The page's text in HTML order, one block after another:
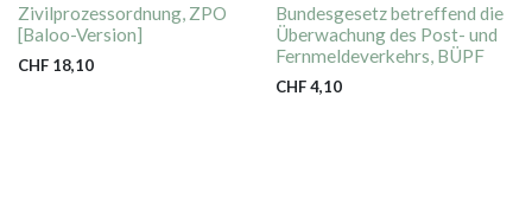
Zivilprozessordnung, ZPO
[Baloo-Version]
CHF 18,10
Bundesgesetz betreffend die
Überwachung des Post- und
Fernmeldeverkehrs, BÜPF
CHF4,10